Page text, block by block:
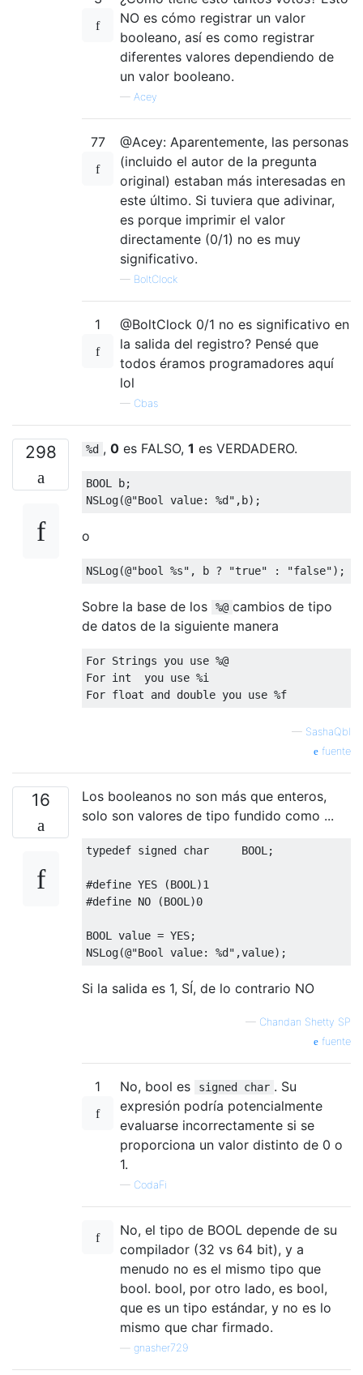
NO es cómo registrar un valor
booleano, así es como registrar
diferentes valores dependiendo de
un valor booleano.
— Acey
77
@Acey: Aparentemente, las personas
(incluido el autor de la pregunta
original) estaban más interesadas en
este último. Si tuviera que adivinar,
es porque imprimir el valor
directamente (0/1) no es muy
significativo.
— BoltClock
1
@BoltClock 0/1 no es significativo en
la salida del registro? Pensé que
todos éramos programadores aquí
lol
— Cbas
298 %d , 0 es FALSO, 1 es VERDADERO.
BOOL b;
NSLog(@"Bool value: %d" ,b);
o
NSLog(@"bool %s" , b ? "true" : "false");
Sobre la base de los %@ cambios de tipo
de datos de la siguiente manera
For Strings you use %@
For int  you use %i
For float and double you use %f
— SashaQbl
fuente
16
Los booleanos no son más que enteros,
solo son valores de tipo fundido como ...
typedef signed char
     BOOL
;
#define YES (BOOL )1
#define NO (BOOL )0
BOOL value = YES;
NSLog(@"Bool value: %d" ,value);
Si la salida es 1, SÍ, de lo contrario NO
— Chandan Shetty SP
fuente
1 No, bool es signed char . Su
expresión podría potencialmente
evaluarse incorrectamente si se
proporciona un valor distinto de 0 o
1.
— CodaFi
No, el tipo de BOOL depende de su
compilador (32 vs 64 bit), y a
menudo no es el mismo tipo que
bool. bool, por otro lado, es bool,
que es un tipo estándar, y no es lo
mismo que char firmado.
gnasher729